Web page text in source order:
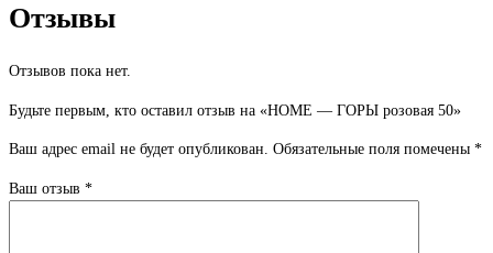
Отзывы
Отзывов пока нет.
Будьте первым, кто оставил отзыв на «HOME — ГОРЫ розовая 50»
Ваш адрес email не будет опубликован. Обязательные поля помечены *
Ваш отзыв *